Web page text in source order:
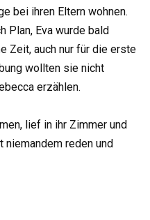
bei ihren Eltern wohnen.
Plan, Eva wurde bald
Zeit, auch nur für die erste
wollten sie nicht
erzählen.
lief in ihr Zimmer und
reden und